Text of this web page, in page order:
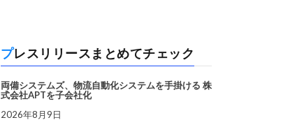
プレスリリースまとめてチェック
両備システムズ、物流自動化システムを手掛ける 株
式会社APTを子会社化
2026年8月9日